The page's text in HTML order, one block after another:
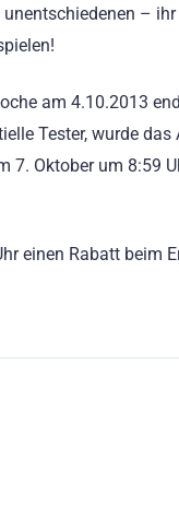
–
am 4.10.2013
Tester, wurde das
7. Oktober um 8:59
einen Rabatt beim